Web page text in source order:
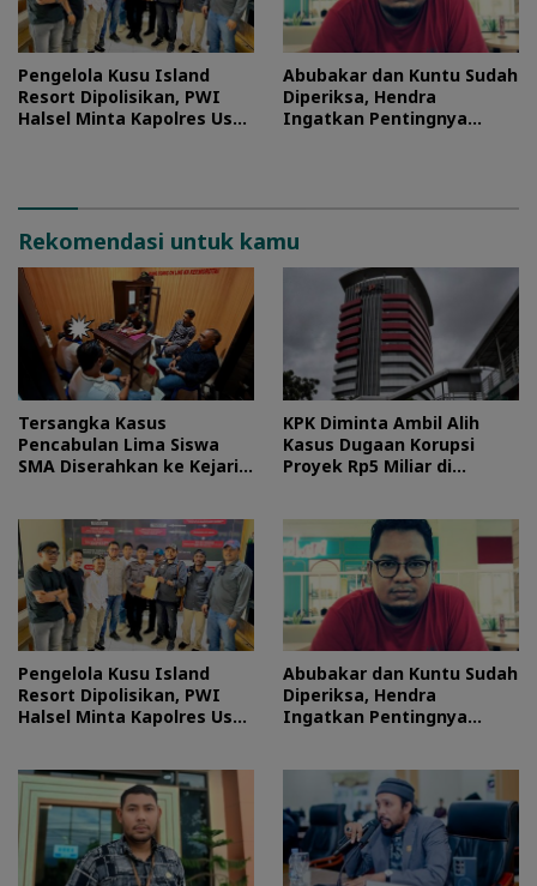
Pengelola Kusu Island
Resort Dipolisikan, PWI
Halsel Minta Kapolres Usut
Abubakar dan Kuntu Sudah
Diperiksa, Hendra
Ingatkan Pentingnya
Rekomendasi untuk kamu
Tersangka Kasus
Pencabulan Lima Siswa
SMA Diserahkan ke Kejari
KPK Diminta Ambil Alih
Kasus Dugaan Korupsi
Proyek Rp5 Miliar di
Pengelola Kusu Island
Resort Dipolisikan, PWI
Halsel Minta Kapolres Usut
Abubakar dan Kuntu Sudah
Diperiksa, Hendra
Ingatkan Pentingnya